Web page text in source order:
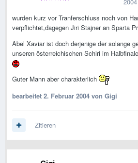
2004
wurden kurz vor Tranferschluss noch von
verpflichtet,dagegen Jiri Stajner an Sparta
Abel Xaviar ist doch derjenige der solange
unseren österreichischen Schiri im
Guter Mann aber charakterlich
bearbeitet 2. Februar 2004 von Gigi
Zitieren